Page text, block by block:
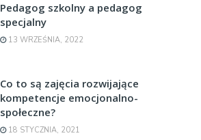
Pedagog szkolny a pedagog
specjalny
13 WRZEŚNIA, 2022
Co to są zajęcia rozwijające
kompetencje emocjonalno-
społeczne?
18 STYCZNIA, 2021